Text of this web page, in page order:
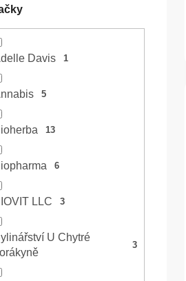
Davis 1
5
13
6
LLC 3
U Chytré
3